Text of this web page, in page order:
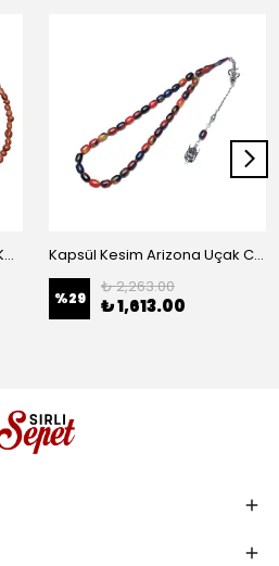
Amorf Kesim Yıldız Taşı Dizi Kolye Kapsül Kesim Arizona Uçak Camı Tesbih (12x9 mm)
%29
₺ 2,263.00
₺ 1,613.00